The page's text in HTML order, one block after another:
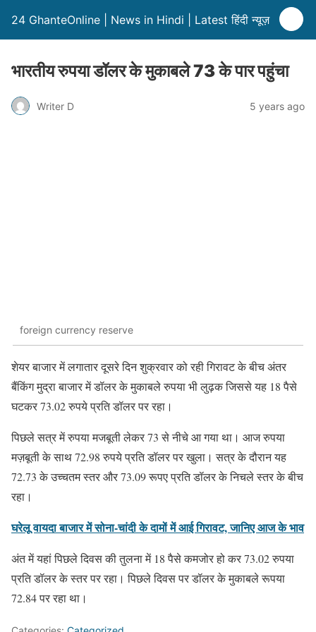
24 GhanteOnline | News in Hindi | Latest हिंदी न्यूज़
भारतीय रुपया डॉलर के मुकाबले 73 के पार पहुंचा
Writer D 5 years ago
foreign currency reserve
शेयर बाजार में लगातार दूसरे दिन शुक्रवार को रही गिरावट के बीच अंतर
बैंकिंग मुद्रा बाजार में डॉलर के मुकाबले रुपया भी लुढ़क जिससे यह 18 पैसे
घटकर 73.02 रुपये प्रति डॉलर पर रहा।
पिछले सत्र में रुपया मजबूती लेकर 73 से नीचे आ गया था। आज रुपया
मज़बूती के साथ 72.98 रुपये प्रति डॉलर पर खुला। सत्र के दौरान यह
72.73 के उच्चतम स्तर और 73.09 रूपए प्रति डॉलर के निचले स्तर के बीच
रहा।
घरेलू वायदा बाजार में सोना-चांदी के दामों में आई गिरावट, जानिए आज के भाव
अंत में यहां पिछले दिवस की तुलना में 18 पैसे कमजोर हो कर 73.02 रुपया
प्रति डॉलर के स्तर पर रहा। पिछले दिवस पर डॉलर के मुकाबले रूपया
72.84 पर रहा था।